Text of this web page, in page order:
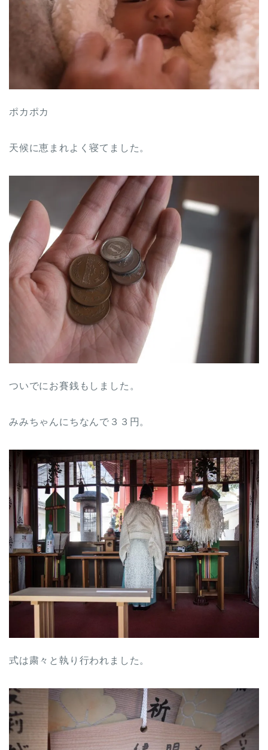
ポカポカ
天候に恵まれよく寝てました。
ついでにお賽銭もしました。
みみちゃんにちなんで３３円。
式は粛々と執り行われました。